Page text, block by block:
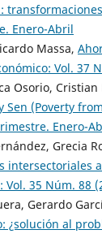
Enero-Abril
Massa,
Vol. 37
Osorio,
Sen (Poverty
Enero-
Grecia
intersectoriales
Vol. 35 Núm. 88
Gerardo
¿solución al